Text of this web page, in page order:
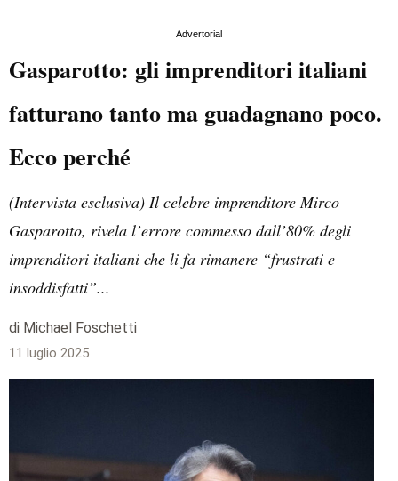
Advertorial
Gasparotto: gli imprenditori italiani
fatturano tanto ma guadagnano poco.
Ecco perché
(Intervista esclusiva) Il celebre imprenditore Mirco
Gasparotto, rivela l’errore commesso dall’80% degli
imprenditori italiani che li fa rimanere “frustrati e
insoddisfatti”...
di Michael Foschetti
11 luglio 2025